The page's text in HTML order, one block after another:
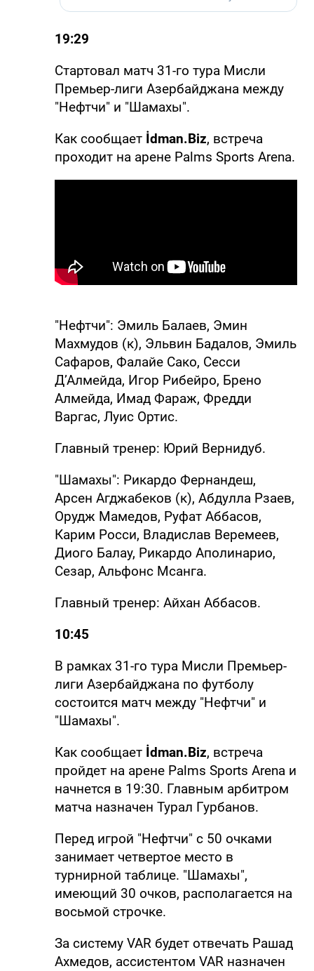
19:29
Стартовал матч 31-го тура Мисли
Премьер-лиги Азербайджана между
"Нефтчи" и "Шамахы".
Как сообщает İdman.Biz, встреча
проходит на арене Palms Sports Arena.
"Нефтчи": Эмиль Балаев, Эмин
Махмудов (к), Эльвин Бадалов, Эмиль
Сафаров, Фалайе Сако, Сесси
Д’Алмейда, Игор Рибейро, Брено
Алмейда, Имад Фараж, Фредди
Варгас, Луис Ортис.
Главный тренер: Юрий Вернидуб.
"Шамахы": Рикардо Фернандеш,
Арсен Агджабеков (к), Абдулла Рзаев,
Орудж Мамедов, Руфат Аббасов,
Карим Росси, Владислав Веремеев,
Диого Балау, Рикардо Аполинарио,
Сезар, Альфонс Мсанга.
Главный тренер: Айхан Аббасов.
10:45
В рамках 31-го тура Мисли Премьер-
лиги Азербайджана по футболу
состоится матч между "Нефтчи" и
"Шамахы".
Как сообщает İdman.Biz, встреча
пройдет на арене Palms Sports Arena и
начнется в 19:30. Главным арбитром
матча назначен Турал Гурбанов.
Перед игрой "Нефтчи" с 50 очками
занимает четвертое место в
турнирной таблице. "Шамахы",
имеющий 30 очков, располагается на
восьмой строчке.
За систему VAR будет отвечать Рашад
Ахмедов, ассистентом VAR назначен